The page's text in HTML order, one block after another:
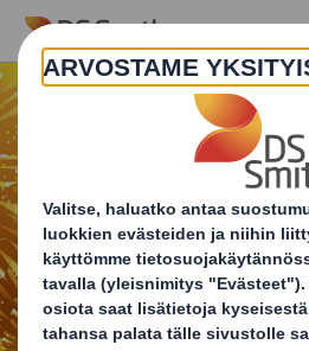
Skip to main content